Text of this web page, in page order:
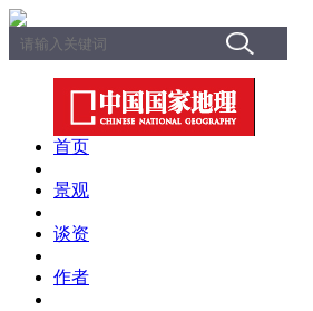
首页
景观
谈资
作者